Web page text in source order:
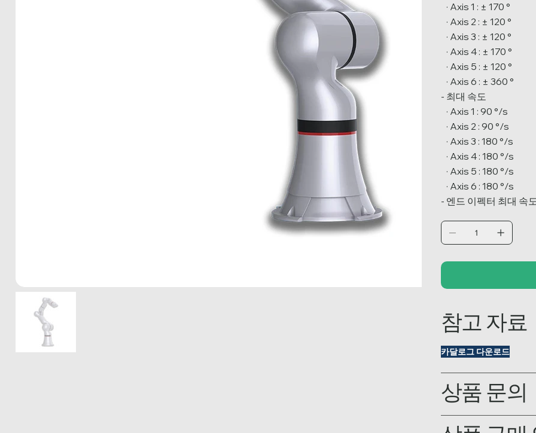
· Axis 1 : ± 170 °
· Axis 2 : ± 120 °
· Axis 3 : ± 120 °
· Axis 4 : ± 170 °
· Axis 5 : ± 120 °
· Axis 6 : ± 360 °
- 최대 속도
· Axis 1 : 90 °/s
· Axis 2 : 90 °/s
· Axis 3 : 180 °/s
· Axis 4 : 180 °/s
· Axis 5 : 180 °/s
· Axis 6 : 180 °/s
- 엔드 이펙터 최대 속
참고 자료
카달로그 다운로드
상품 문의